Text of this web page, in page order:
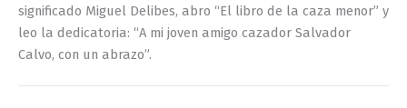
significado Miguel Delibes, abro “El libro de la caza menor” y
leo la dedicatoria: “A mi joven amigo cazador Salvador
Calvo, con un abrazo”.